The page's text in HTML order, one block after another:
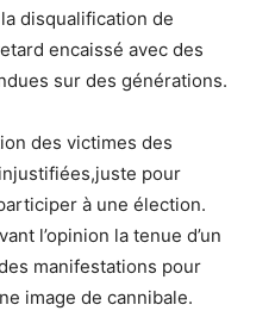
disqualification de
encaissé avec des
sur des générations.
des victimes des
pour
à une élection.
l’opinion la tenue d’un
manifestations pour
image de cannibale.